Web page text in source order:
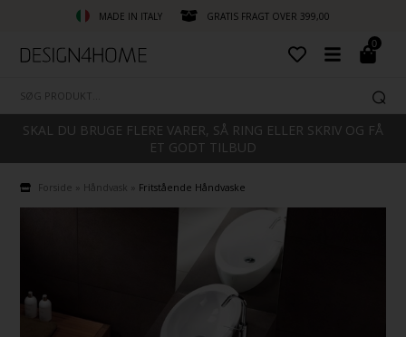
MADE IN ITALY GRATIS FRAGT OVER 399,00
0
SKAL DU BRUGE FLERE VARER, SÅ RING ELLER SKRIV OG FÅ
ET GODT TILBUD
Forside Håndvask Fritstående Håndvaske